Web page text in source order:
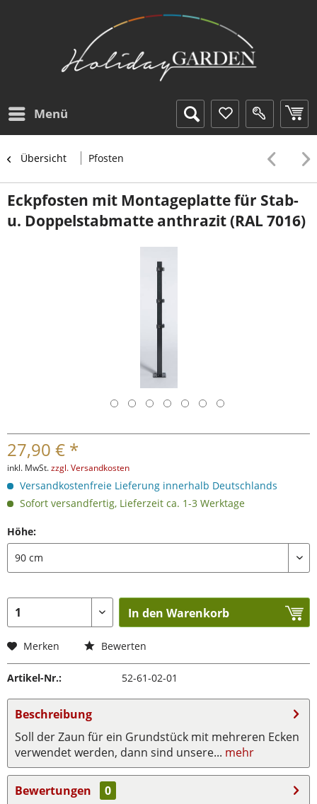
Menü
Übersicht Pfosten
Eckpfosten mit Montageplatte für Stab-
u. Doppelstabmatte anthrazit (RAL 7016)
27,90 € *
inkl. MwSt.zzgl. Versandkosten
Versandkostenfreie Lieferung innerhalb Deutschlands
Sofort versandfertig, Lieferzeit ca. 1-3 Werktage
Höhe:
In den Warenkorb
Merken Bewerten
Artikel-Nr.: 52-61-02-01
Beschreibung
Soll der Zaun für ein Grundstück mit mehreren Ecken
verwendet werden, dann sind unsere... mehr
Bewertungen
0